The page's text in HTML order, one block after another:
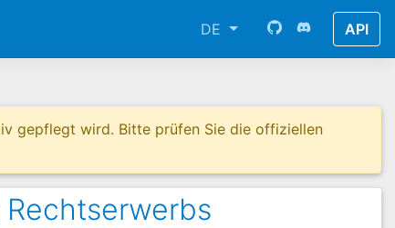
DE API
gepflegt wird. Bitte prüfen Sie die offiziellen
Rechtserwerbs